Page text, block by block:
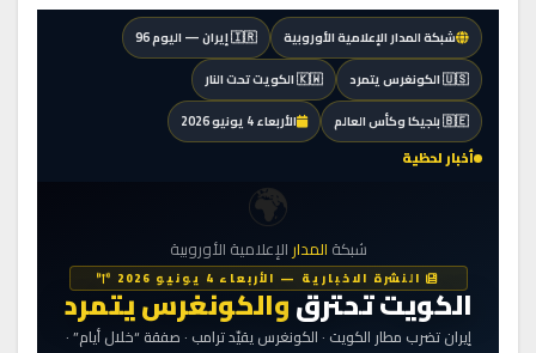
شبكة المدار الإعلامية الأوروبية
🇮🇷 إيران — اليوم 96
🇺🇸 الكونغرس يتمرد
🇰🇼 الكويت تحت النار
🇧🇪 بلجيكا وكأس العالم
الأربعاء 4 يونيو 2026
أخبار لحظية
🌍 شبكة المدار الإعلامية الأوروبية
النشرة الاخبارية — الأربعاء 4 يونيو 2026
الكويت تحترقوالكونغرس يتمرد
إيران تضرب مطار الكويت · الكونغرس يقيّد ترامب · صفقة “خلال أيام” ·